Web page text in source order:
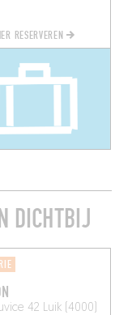
RESERVEREN
DICHTBIJ
42 Luik (4000)